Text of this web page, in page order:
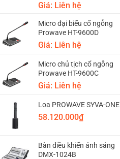
Giá: Liên hệ
Micro đại biểu cổ ngỗng
Prowave HT-9600D
Giá: Liên hệ
Micro chủ tịch cổ ngỗng
Prowave HT-9600C
Giá: Liên hệ
Loa PROWAVE SYVA-ONE
58.120.000₫
Bàn điều khiển ánh sáng
DMX-1024B